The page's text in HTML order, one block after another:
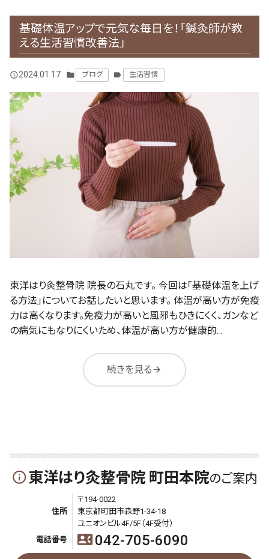
基礎体温アップで元気な毎日を！「鍼灸師が教
える生活習慣改善法」
query_builder2024.01.17 folder ブログ label 生活習慣
東洋はり灸整骨院 院長の石丸です。 今回は「基礎体温を上げ
る方法」についてお話したいと思います。 体温が高い方が免疫
力は高くなります。免疫力が高いと風邪もひきにくく、ガンなど
の病気にもなりにくいため、体温が高い方が健康的…
続きを見るarrow_forward
info_outline東洋はり灸整骨院 町田本院のご案内
住所
〒194-0022
東京都町田市森野1-34-18
ユニオンビル4F/5F（4F受付）
電話番号
contact_phone 042-705-6090